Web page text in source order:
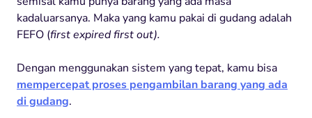
kadaluarsanya. Maka yang kamu pakai di gudang adalah
FEFO (first expired first out).
Dengan menggunakan sistem yang tepat, kamu bisa
mempercepat proses pengambilan barang yang ada
di gudang.